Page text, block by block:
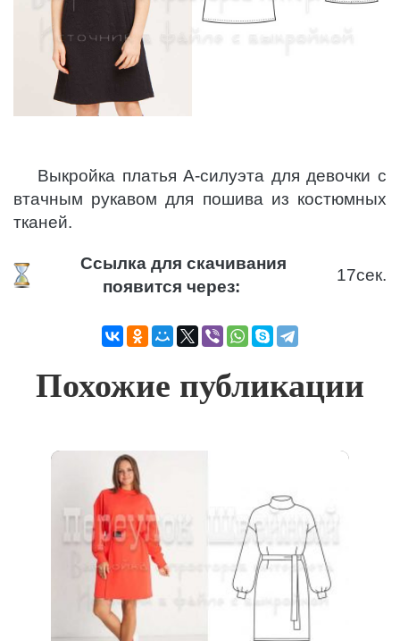
Выкройка платья А-силуэта для девочки с
втачным рукавом для пошива из костюмных
тканей.
Ссылка для скачивания
появится через:
17сек.
Похожие публикации